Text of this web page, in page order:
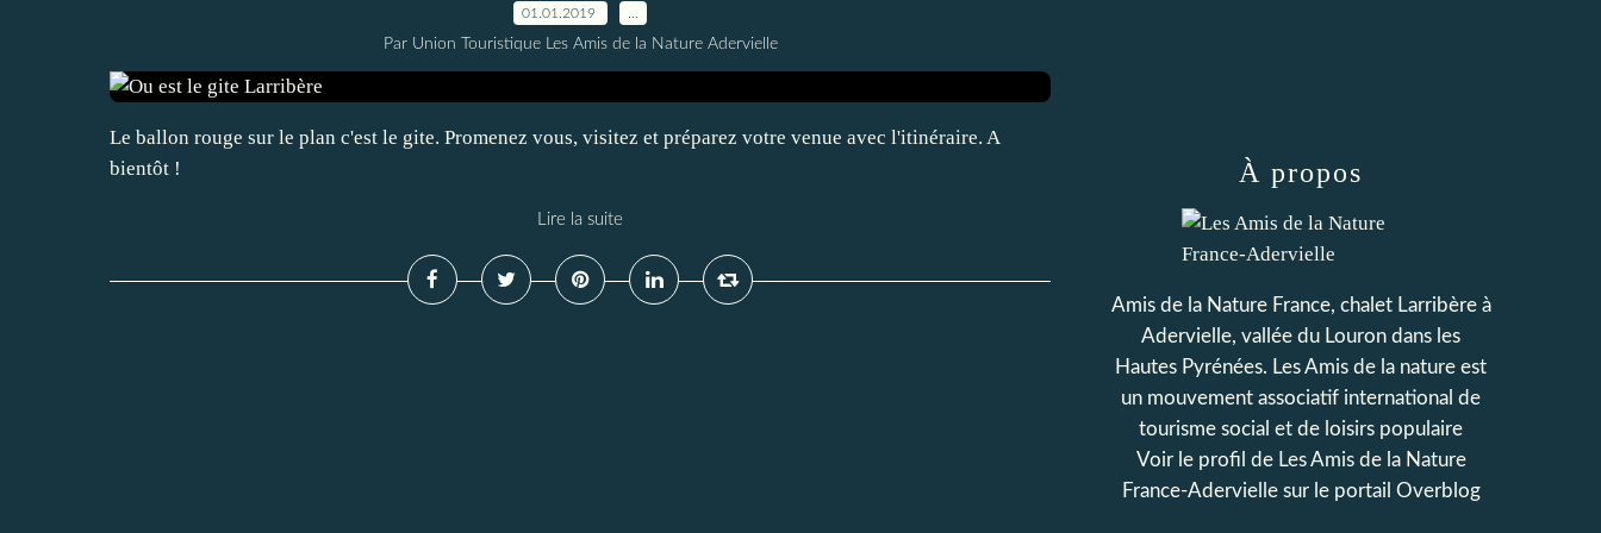
01.01.2019
Par Union Touristique Les Amis de la Nature Adervielle
Le ballon rouge sur le plan c'est le gite. Promenez vous, visitez et préparez votre venue avec l'itinéraire. A
bientôt !
Lire la suite
À propos
Amis de la Nature France, chalet Larribère à
Adervielle, vallée du Louron dans les
Hautes Pyrénées. Les Amis de la nature est
un mouvement associatif international de
tourisme social et de loisirs populaire
Voir le profil de Les Amis de la Nature
France-Aderviellesur le portail Overblog